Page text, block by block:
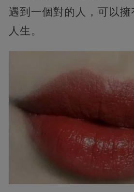
遇到一個對的人，可以擁
人生。